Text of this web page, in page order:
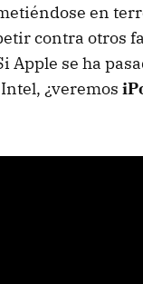
en
contra otros
Apple se ha
¿veremos